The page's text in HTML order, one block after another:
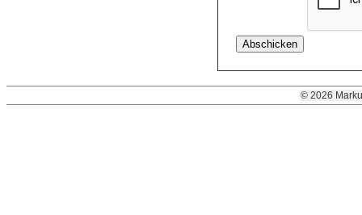
© 2026